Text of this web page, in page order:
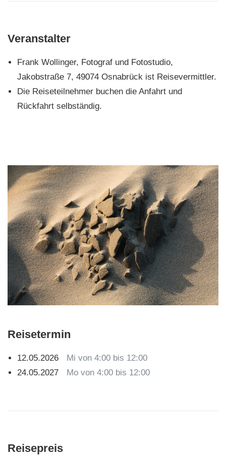
Veranstalter
Frank Wollinger, Fotograf und Fotostudio,
Jakobstraße 7, 49074 Osnabrück ist Reisevermittler.
Die Reiseteilnehmer buchen die Anfahrt und
Rückfahrt selbständig.
Reisetermin
12.05.2026
Mi von 4:00 bis 12:00
24.05.2027
Mo von 4:00 bis 12:00
Reisepreis